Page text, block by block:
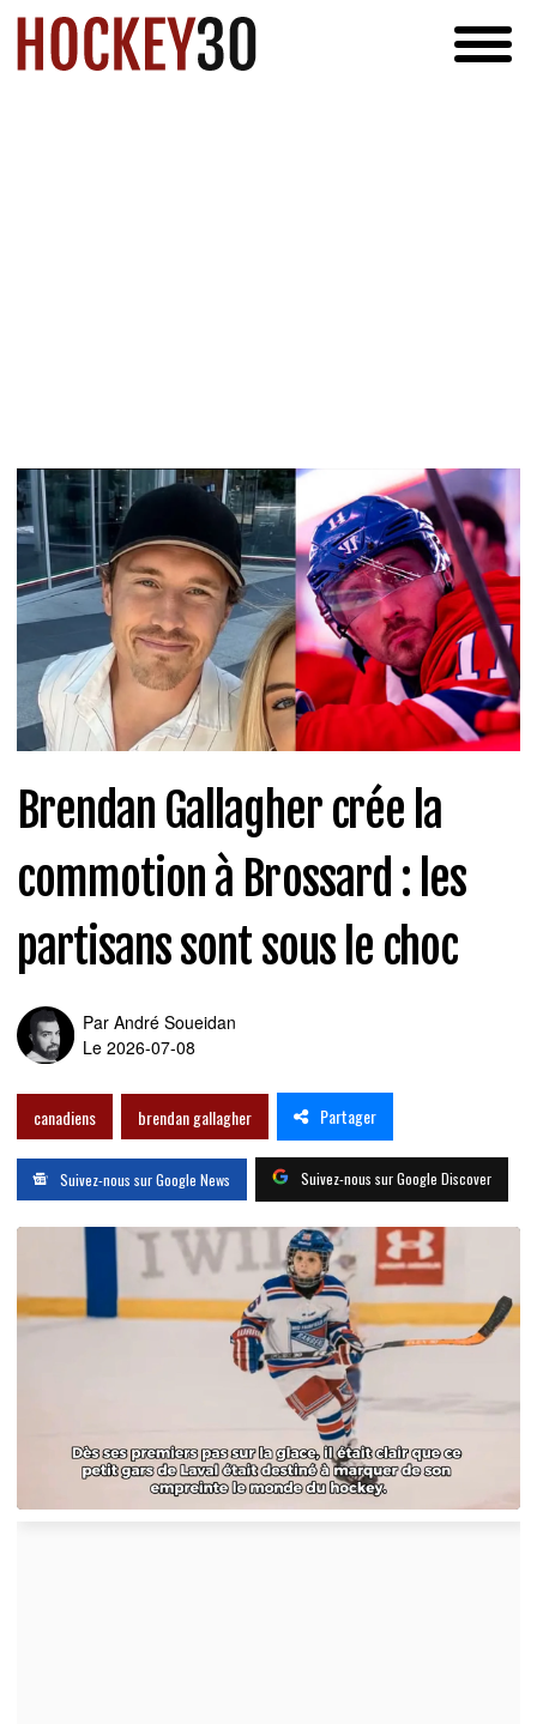
Brendan Gallagher crée la
commotion à Brossard : les
partisans sont sous le choc
Par André Soueidan
Le 2026-07-08
canadiens brendan gallagher Partager
Suivez-nous sur Google News Suivez-nous sur Google Discover